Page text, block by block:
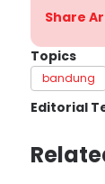
Share
Topics
bandung
Editorial
Editor
Yogi